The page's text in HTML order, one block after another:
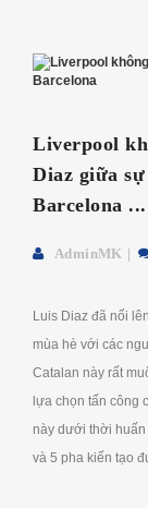
Liverpool
Diaz giữa
Barcelona ...
AdminMK
Luis Diaz đã nổi
mùa hè với các
Catalan này rất
lựa chọn tấn công
này dưới thời huấn
và 5 pha kiến ​​tạo